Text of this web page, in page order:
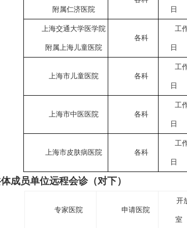
附属仁济医院
日
上海交通大学医学院
附属上海儿童医院
各科
工
日
上海市儿童医院 各科
工
日
上海市中医医院 各科
工
日
上海市皮肤病医院 各科
工
日
成员单位远程会诊（对下）
专家医院 申请医院
开
室